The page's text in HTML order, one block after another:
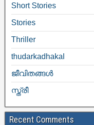
Short Stories
Stories
Thriller
thudarkadhakal
ജീവിതങ്ങള്‍
സ്ത്രീ
Recent Comments